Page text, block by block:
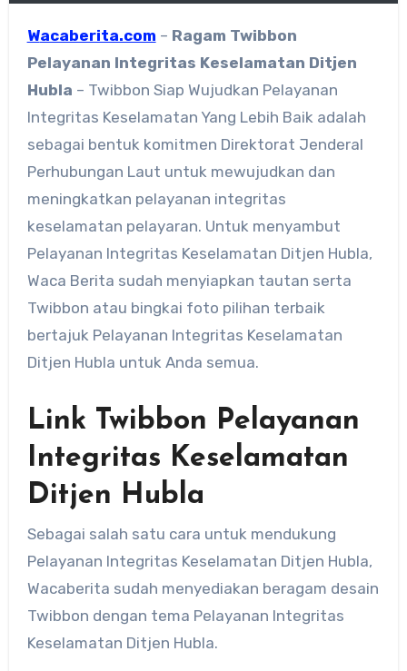
Wacaberita.com – Ragam Twibbon
Pelayanan Integritas Keselamatan Ditjen
Hubla – Twibbon Siap Wujudkan Pelayanan
Integritas Keselamatan Yang Lebih Baik adalah
sebagai bentuk komitmen Direktorat Jenderal
Perhubungan Laut untuk mewujudkan dan
meningkatkan pelayanan integritas
keselamatan pelayaran. Untuk menyambut
Pelayanan Integritas Keselamatan Ditjen Hubla,
Waca Berita sudah menyiapkan tautan serta
Twibbon atau bingkai foto pilihan terbaik
bertajuk Pelayanan Integritas Keselamatan
Ditjen Hubla untuk Anda semua.
Link Twibbon Pelayanan
Integritas Keselamatan
Ditjen Hubla
Sebagai salah satu cara untuk mendukung
Pelayanan Integritas Keselamatan Ditjen Hubla,
Wacaberita sudah menyediakan beragam desain
Twibbon dengan tema Pelayanan Integritas
Keselamatan Ditjen Hubla.